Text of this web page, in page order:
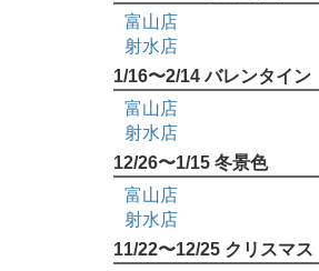
富山店
射水店
1/16〜2/14 バレンタイン
富山店
射水店
12/26〜1/15 冬景色
富山店
射水店
11/22〜12/25 クリスマス